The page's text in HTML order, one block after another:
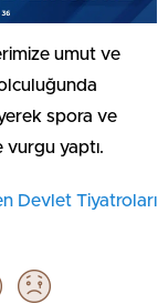
umut ve
spora ve
yaptı.
Devlet Tiyatroları